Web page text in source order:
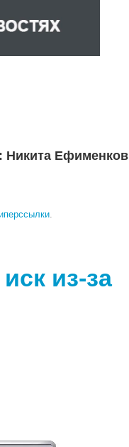
Никита Ефименков
.
из-за